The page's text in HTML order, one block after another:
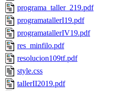
programa_taller_219.pdf
programatallerI19.pdf
programatallerIV19.pdf
res_minfilo.pdf
resolucion109tf.pdf
style.css
tallerII2019.pdf